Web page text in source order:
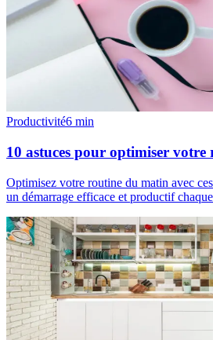
Productivité6 min
10 astuces pour optimiser
Optimisez votre routine du matin avec
un démarrage efficace et productif